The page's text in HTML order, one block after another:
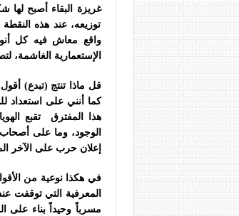
غريزة البقاء أصبح
توزيعه، عند هذه
واقع معاش فيه كل
الإستعمارية الغاشمة،
قل ماذا تنتج (تبدع)
كما أنني على استعداد
هذا المفترق تقبع
الوجود، وما على
إعلان حرب على الآخر
في هكذا نوعية من
المعرفية التي توقفت
مسرباً وحيداً بناء على